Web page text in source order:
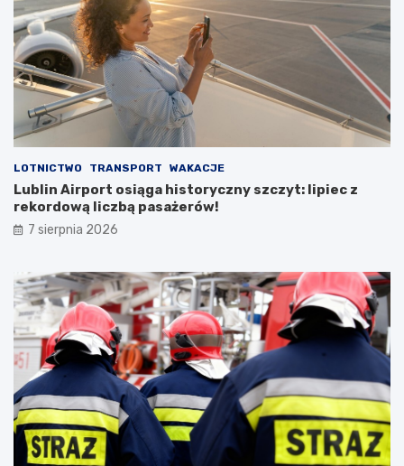
t
o
s
t
a
u
LOTNICTWO TRANSPORT WAKACJE
Lublin Airport osiąga historyczny szczyt: lipiec z
rekordową liczbą pasażerów!
7 sierpnia 2026